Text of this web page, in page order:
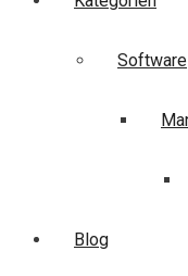
Software
Blog